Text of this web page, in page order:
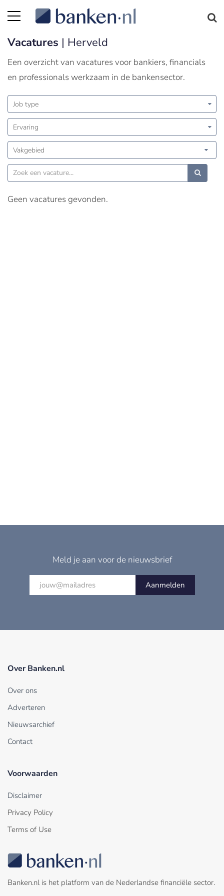
Vacatures | Herveld
Een overzicht van vacatures voor bankiers, financials
en professionals werkzaam in de bankensector.
Job type
Ervaring
Vakgebied
Geen vacatures gevonden.
Meld je aan voor de nieuwsbrief
Aanmelden
Over Banken.nl
Over ons
Adverteren
Nieuwsarchief
Contact
Voorwaarden
Disclaimer
Privacy Policy
Terms of Use
Banken.nl is het platform van de Nederlandse financiële sector.